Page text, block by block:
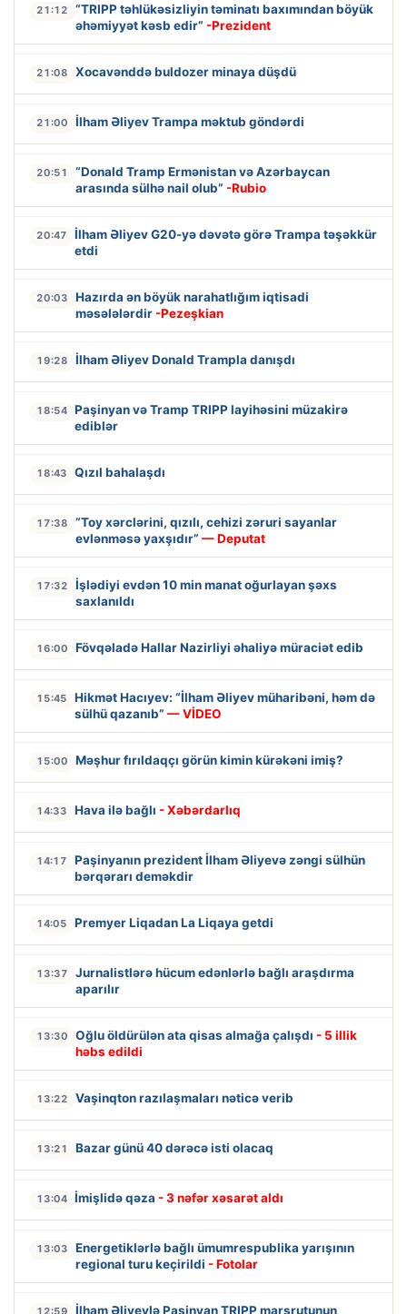
21:12
“TRIPP təhlükəsizliyin təminatı baxımından böyük
əhəmiyyət kəsb edir” -Prezident
21:08 Xocavənddə buldozer minaya düşdü
21:00 İlham Əliyev Trampa məktub göndərdi
20:51
“Donald Tramp Ermənistan və Azərbaycan
arasında sülhə nail olub” -Rubio
20:47
İlham Əliyev G20-yə dəvətə görə Trampa təşəkkür
etdi
20:03
Hazırda ən böyük narahatlığım iqtisadi
məsələlərdir -Pezeşkian
19:28 İlham Əliyev Donald Trampla danışdı
18:54 Paşinyan və Tramp TRIPP layihəsini müzakirə
ediblər
18:43 Qızıl bahalaşdı
17:38
“Toy xərclərini, qızılı, cehizi zəruri sayanlar
evlənməsə yaxşıdır” — Deputat
17:32
İşlədiyi evdən 10 min manat oğurlayan şəxs
saxlanıldı
16:00 Fövqəladə Hallar Nazirliyi əhaliyə müraciət edib
15:45
Hikmət Hacıyev: “İlham Əliyev müharibəni, həm də
sülhü qazanıb” — VİDEO
15:00 Məşhur fırıldaqçı görün kimin kürəkəni imiş?
14:33 Hava ilə bağlı - Xəbərdarlıq
14:17
Paşinyanın prezident İlham Əliyevə zəngi sülhün
bərqərarı deməkdir
14:05 Premyer Liqadan La Liqaya getdi
13:37
Jurnalistlərə hücum edənlərlə bağlı araşdırma
aparılır
13:30 Oğlu öldürülən ata qisas almağa çalışdı - 5 illik
həbs edildi
13:22 Vaşinqton razılaşmaları nəticə verib
13:21 Bazar günü 40 dərəcə isti olacaq
13:04 İmişlidə qəza - 3 nəfər xəsarət aldı
13:03
Energetiklərlə bağlı ümumrespublika yarışının
regional turu keçirildi - Fotolar
12:59
İlham Əliyevlə Paşinyan TRIPP marşrutunun